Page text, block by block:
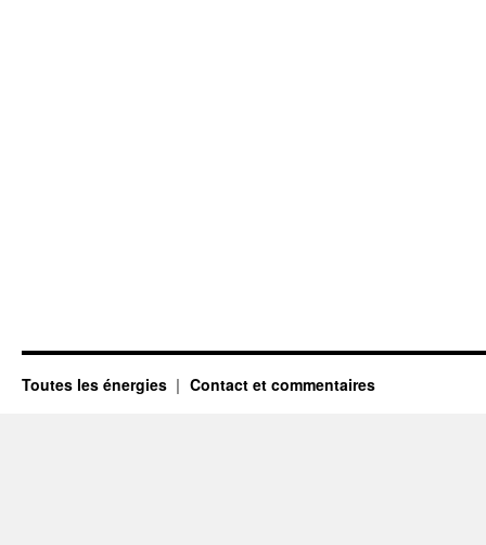
Toutes les énergies Contact et commentaires